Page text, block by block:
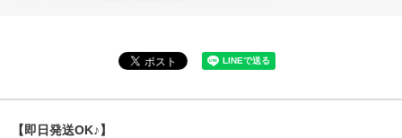
【即日発送OK♪】